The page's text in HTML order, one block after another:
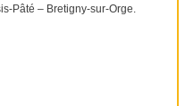
Pâté – Bretigny-sur-Orge.